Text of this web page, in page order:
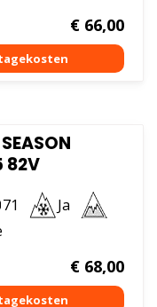
€66,00
82V
71
Ja
€68,00